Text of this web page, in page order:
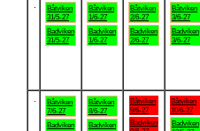
Båtviken
31/5-27
Badviken
31/5-27
Båtviken
1/6-27
Badviken
1/6-27
Båtviken
2/6-27
Badviken
2/6-27
Båtviken
3/6-27
Badviken
3/6-27
Båtviken
7/6-27
Badviken
Båtviken
8/6-27
Badviken
Båtviken
9/6-27
Badviken
Båtviken
10/6-27
Badviken